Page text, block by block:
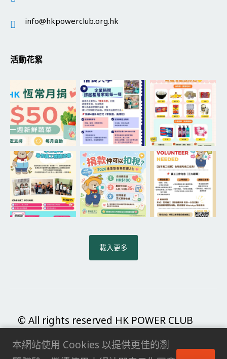
info@hkpowerclub.org.hk
活動花絮
載入更多
© All rights reserved HK POWER CLUB
LIMITED | 私隱政策
本網站使用 Cookies 以提供更佳的瀏